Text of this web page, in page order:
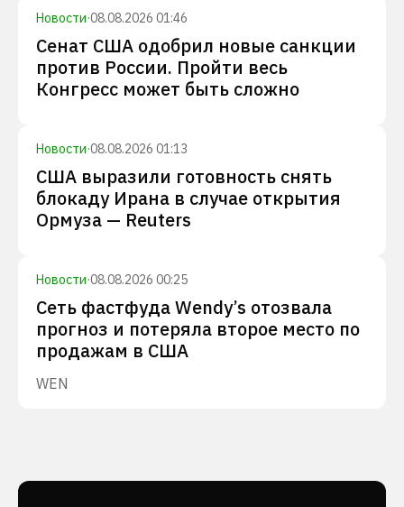
Новости·08.08.2026 01:46
Сенат США одобрил новые санкции
против России. Пройти весь
Конгресс может быть сложно
Новости·08.08.2026 01:13
США выразили готовность снять
блокаду Ирана в случае открытия
Ормуза — Reuters
Новости·08.08.2026 00:25
Сеть фастфуда Wendy’s отозвала
прогноз и потеряла второе место по
продажам в США
WEN